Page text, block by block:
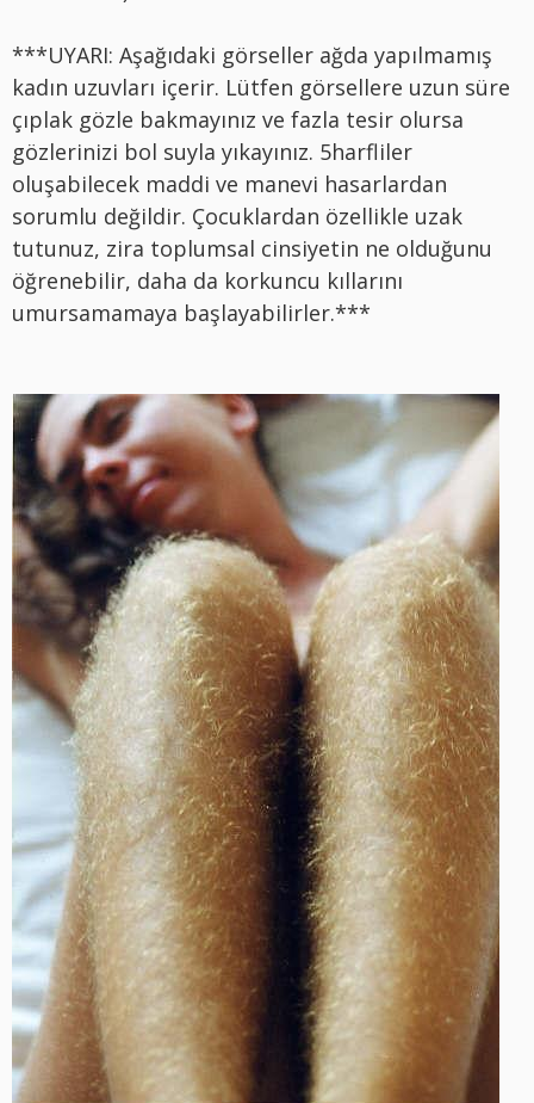
***UYARI: Aşağıdaki görseller ağda yapılmamış
kadın uzuvları içerir. Lütfen görsellere uzun süre
çıplak gözle bakmayınız ve fazla tesir olursa
gözlerinizi bol suyla yıkayınız. 5harfliler
oluşabilecek maddi ve manevi hasarlardan
sorumlu değildir. Çocuklardan özellikle uzak
tutunuz, zira toplumsal cinsiyetin ne olduğunu
öğrenebilir, daha da korkuncu kıllarını
umursamamaya başlayabilirler.***